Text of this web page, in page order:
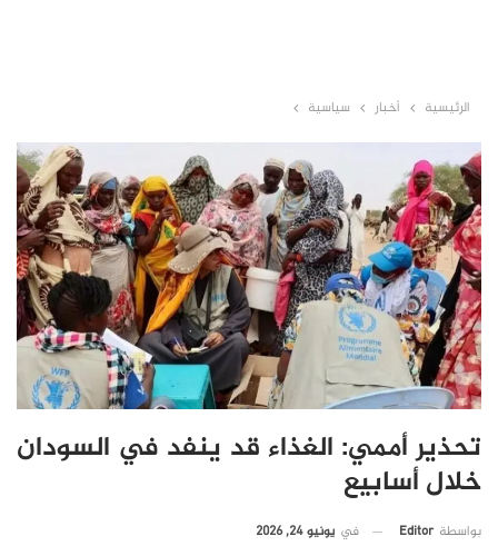
الرئيسية أخبار سياسية
تحذير أممي: الغذاء قد ينفد في السودان
خلال أسابيع
بواسطة Editor في يونيو 24, 2026